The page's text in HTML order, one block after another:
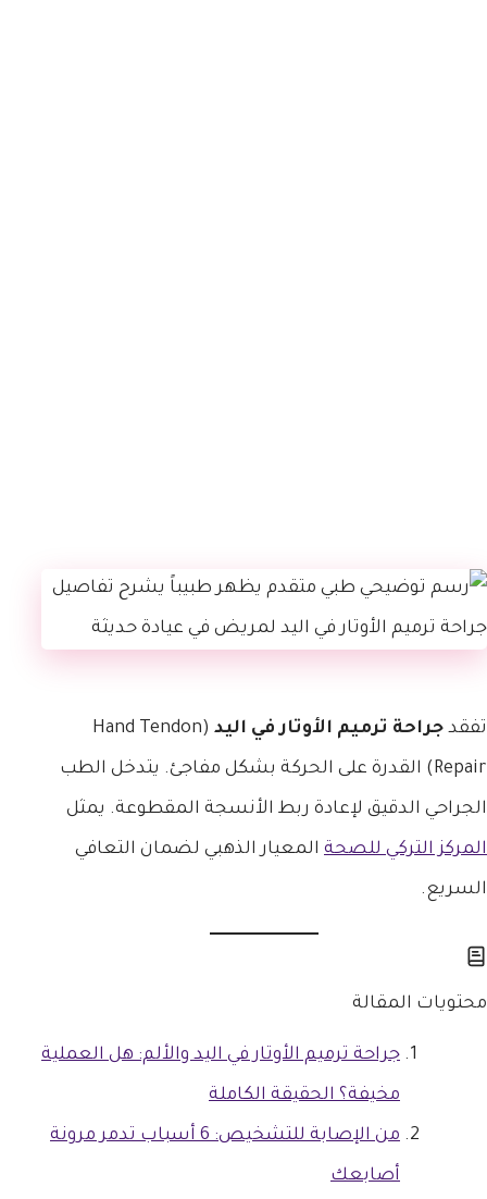
تفقد جراحة ترميم الأوتار في اليد (Hand Tendon
Repair) القدرة على الحركة بشكل مفاجئ. يتدخل الطب
الجراحي الدقيق لإعادة ربط الأنسجة المقطوعة. يمثل
المركز التركي للصحة المعيار الذهبي لضمان التعافي
السريع.
محتويات المقالة
جراحة ترميم الأوتار في اليد والألم: هل العملية
مخيفة؟ الحقيقة الكاملة
من الإصابة للتشخيص: 6 أسباب تدمر مرونة
أصابعك